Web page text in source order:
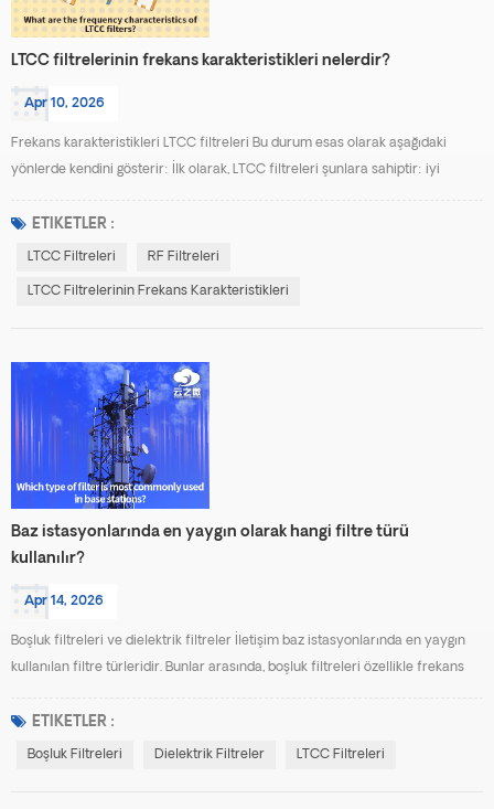
LTCC filtrelerinin frekans karakteristikleri nelerdir?
Apr 10, 2026
Frekans karakteristikleri LTCC filtreleri Bu durum esas olarak aşağıdaki
yönlerde kendini gösterir: İlk olarak, LTCC filtreleri şunlara sahiptir: iyi
kapasitörler ve diğer pasif bileşenler entegre edilerek yüksek dereceli filtre
yapıları oluşturulabilir. Bu, istenen geçiş bandı içinde düşük sinyal kaybına
ETIKETLER :
LTCC Filtreleri RF Filtreleri
LTCC Filtrelerinin Frekans Karakteristikleri
Baz istasyonlarında en yaygın olarak hangi filtre türü
kullanılır?
Apr 14, 2026
Boşluk filtreleri ve dielektrik filtreler İletişim baz istasyonlarında en yaygın
kullanılan filtre türleridir. Bunlar arasında, boşluk filtreleri özellikle frekans
sistemlerde olmak üzere, makro baz istasyon sistemlerinde en yaygın olarak
uygulanan filtrelerdir. Boşluk filtreleri En yaygın olanlardır çünkü sunarlar
ETIKETLER :
Boşluk Filtreleri Dielektrik Filtreler LTCC Filtreleri